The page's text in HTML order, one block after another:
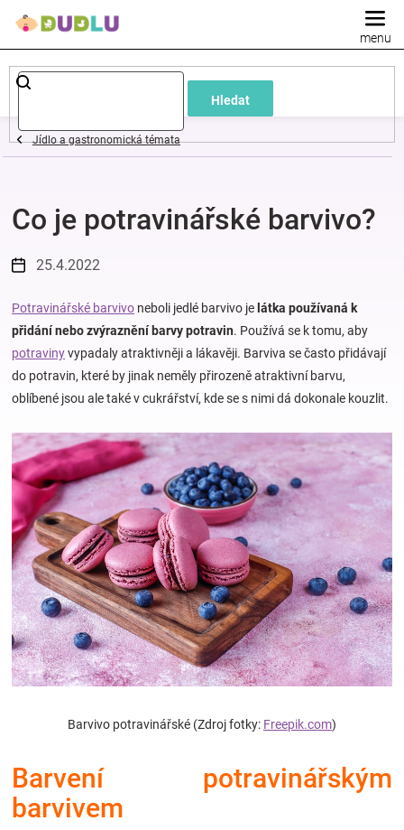
Hledat
Dětské
a
oblečení
Pokojíček
a
kojenecká
výbava
Hračky
a
zábava
pro
děti
Těhotenské
Novinky
Jídlo a gastronomická témata
Co je potravinářské barvivo?
25.4.2022
Potravinářské barvivo neboli jedlé barvivo je látka používaná k
přidání nebo zvýraznění barvy potravin. Používá se k tomu, aby
potravinyvypadaly atraktivněji a lákavěji. Barviva se často přidávají
do potravin, které by jinak neměly přirozeně atraktivní barvu,
oblíbené jsou ale také v cukrářství, kde se s nimi dá dokonale kouzlit.
Barvivo potravinářské (Zdroj fotky: Freepik.com)
Barvení potravinářským
barvivem